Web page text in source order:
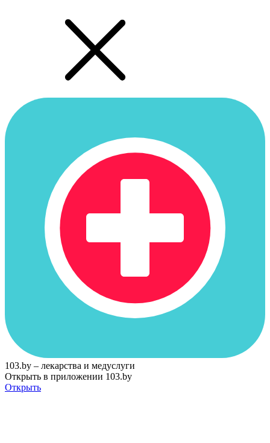
103.by – лекарства и медуслуги
Открыть в приложении 103.by
Открыть